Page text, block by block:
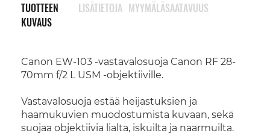
TUOTTEEN
KUVAUS
Canon EW-103 -vastavalosuoja Canon RF 28-
70mm f/2 L USM -objektiiville.
Vastavalosuoja estää heijastuksien ja
haamukuvien muodostumista kuvaan, sekä
suojaa objektiivia lialta, iskuilta ja naarmuilta.
LISÄTIETOJA MYYMÄLÄSAATAVUUS